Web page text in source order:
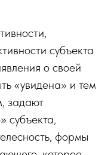
субъекта
о своей
«увидена» и тем
задают
субъекта,
формы